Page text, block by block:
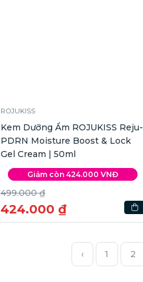
ROJUKISS
Kem Dưỡng Ẩm ROJUKISS Reju-
PDRN Moisture Boost & Lock
Gel Cream | 50ml
Giảm còn 424.000 VNĐ
499.000 ₫
424.000 ₫
‹ 1 2